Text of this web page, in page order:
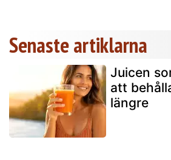
Senaste artiklarna
Juicen
att
längre